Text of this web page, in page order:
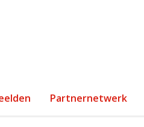
Partnernetwerk